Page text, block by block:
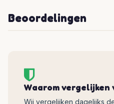
Beoordelingen
Waarom vergelijken
Wij vergelijken dagelijks